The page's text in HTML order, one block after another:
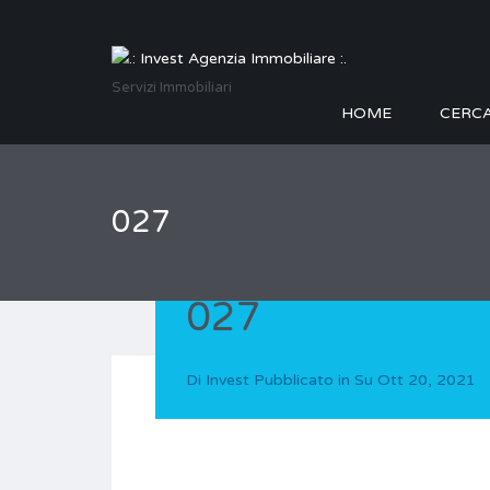
Servizi Immobiliari
HOME
027
027
Di Invest Pubblicato in Su Ott 20, 2021